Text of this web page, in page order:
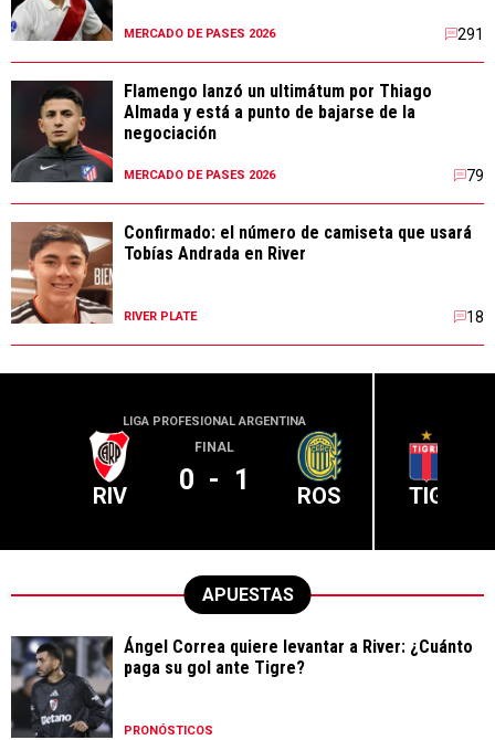
MERCADO DE PASES 2026 291
Flamengo lanzó un ultimátum por Thiago
Almada y está a punto de bajarse de la
negociación
MERCADO DE PASES 2026 79
Confirmado: el número de camiseta que usará
Tobías Andrada en River
RIVER PLATE 18
LIGA PROFESIONAL ARGENTINA
RIV
FINAL
0 - 1 ROS TIG
APUESTAS
Ángel Correa quiere levantar a River: ¿Cuánto
paga su gol ante Tigre?
PRONÓSTICOS